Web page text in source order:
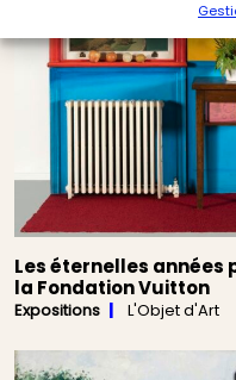
Les éternelles années
la Fondation Vuitton
Expositions L'Objet d'Art